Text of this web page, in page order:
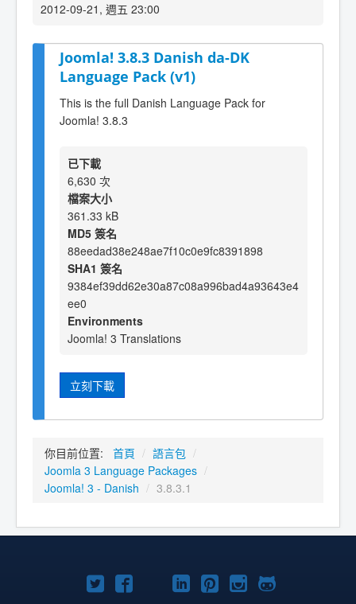
2012-09-21, 週五 23:00
Joomla! 3.8.3 Danish da-DK
Language Pack (v1)
This is the full Danish Language Pack for
Joomla! 3.8.3
已下載
6,630 次
檔案大小
361.33 kB
MD5 簽名
88eedad38e248ae7f10c0e9fc8391898
SHA1 簽名
9384ef39dd62e30a87c08a996bad4a93643e4
ee0
Environments
Joomla! 3 Translations
立刻下載
你目前位置: 首頁 / 語言包 /
Joomla 3 Language Packages /
Joomla! 3 - Danish / 3.8.3.1
TwitterFacebookYouTube
Linkedln
Pinterest
Instagram
GitHub